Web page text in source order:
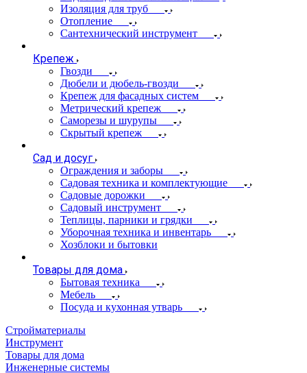
Изоляция для труб
Отопление
Сантехнический инструмент
Крепеж
Гвозди
Дюбели и дюбель-гвозди
Крепеж для фасадных систем
Метрический крепеж
Саморезы и шурупы
Скрытый крепеж
Сад и досуг
Ограждения и заборы
Садовая техника и комплектующие
Садовые дорожки
Садовый инструмент
Теплицы, парники и грядки
Уборочная техника и инвентарь
Хозблоки и бытовки
Товары для дома
Бытовая техника
Мебель
Посуда и кухонная утварь
Стройматериалы
Инструмент
Товары для дома
Инженерные системы